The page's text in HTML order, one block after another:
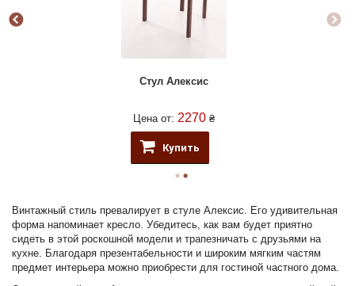
Стул Алексис
Цена от: 2270 ₴
Купить
Винтажный стиль превалирует в стуле Алексис. Его удивительная
форма напоминает кресло. Убедитесь, как вам будет приятно
сидеть в этой роскошной модели и трапезничать с друзьями на
кухне. Благодаря презентабельности и широким мягким частям
предмет интерьера можно приобрести для гостиной частного дома.